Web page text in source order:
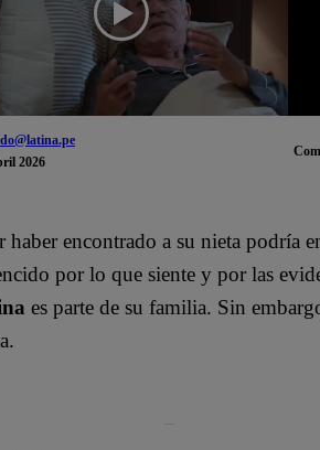
2026
haber encontrado a su nieta podría
por lo que siente y por las
es parte de su familia. Sin